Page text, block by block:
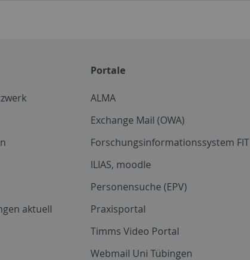
aktuell
Portale
ALMA
Exchange Mail (OWA)
Forschungsinformationssystem FIT
ILIAS, moodle
Personensuche (EPV)
Praxisportal
Timms Video Portal
Webmail Uni Tübingen